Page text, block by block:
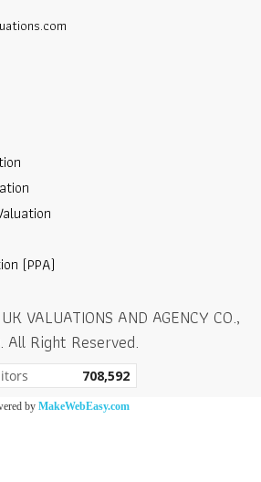
(PPA)
VALUATIONS AND AGENCY CO.,
All Right Reserved.
visitor 1
by MakeWebEasy.com